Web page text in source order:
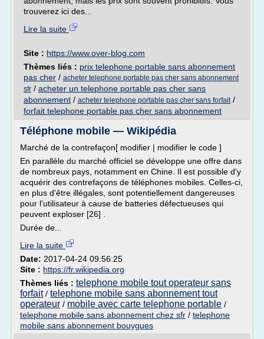
trouverez ici des...
Lire la suite
Site : https://www.over-blog.com
Thèmes liés : prix telephone portable sans abonnement
pas cher / acheter telephone portable pas cher sans abonnement
sfr / acheter un telephone portable pas cher sans
abonnement / acheter telephone portable pas cher sans forfait/
forfait telephone portable pas cher sans abonnement
Téléphone mobile — Wikipédia
Marché de la contrefaçon[ modifier | modifier le code ]
En parallèle du marché officiel se développe une offre dans
de nombreux pays, notamment en Chine. Il est possible d'y
acquérir des contrefaçons de téléphones mobiles. Celles-ci,
en plus d'être illégales, sont potentiellement dangereuses
pour l'utilisateur à cause de batteries défectueuses qui
peuvent exploser [26] .
Durée de...
Lire la suite
Date: 2017-04-24 09:56:25
Site : https://fr.wikipedia.org
Thèmes liés : telephone mobile tout operateur sans
forfait/ telephone mobile sans abonnement tout
operateur / mobile avec carte telephone portable /
telephone mobile sans abonnement chez sfr / telephone
mobile sans abonnement bouygues